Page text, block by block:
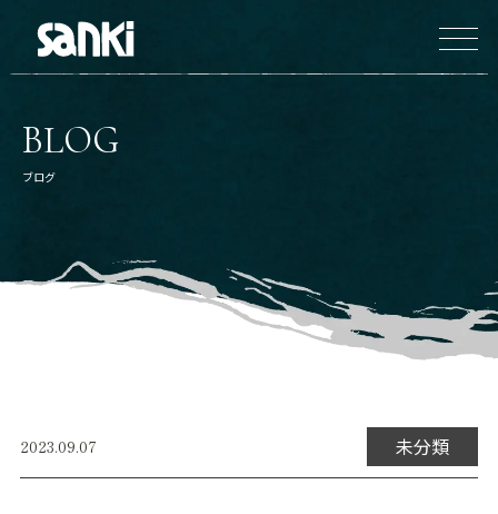
BLOG
ブログ
2023.09.07 未分類